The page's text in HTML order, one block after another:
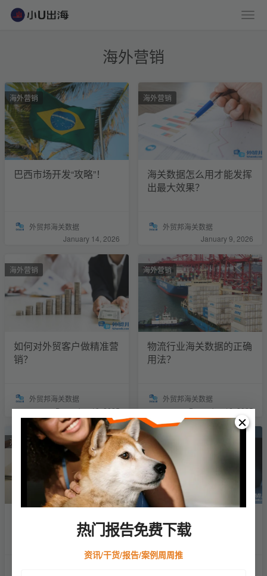
热门报告免费下载
资讯/干货/报告/案例周周推
海外营销
海外营销
巴西市场开发“攻略”！
外贸邦海关数据
January 14, 2026
海外营销
海关数据怎么用才能发挥
出最大效果？
外贸邦海关数据
January 9, 2026
海外营销
如何对外贸客户做精准营
销？
外贸邦海关数据
December 19, 2025
海外营销
物流行业海关数据的正确
用法？
外贸邦海关数据
December 16, 2025
海外营销
式，你用过吗？
海外营销
做什么？